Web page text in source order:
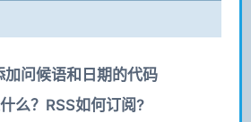
问候语和日期的代码
么？RSS如何订阅?